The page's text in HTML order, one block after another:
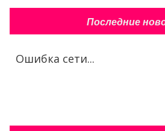
Последние
Ошибка сети...